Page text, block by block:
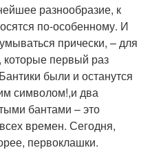
разнообразие, к
по-особенному. И
прически, – для
которые первый раз
были и останутся
символом!,и два
бантами – это
времен. Сегодня,
первоклашки.